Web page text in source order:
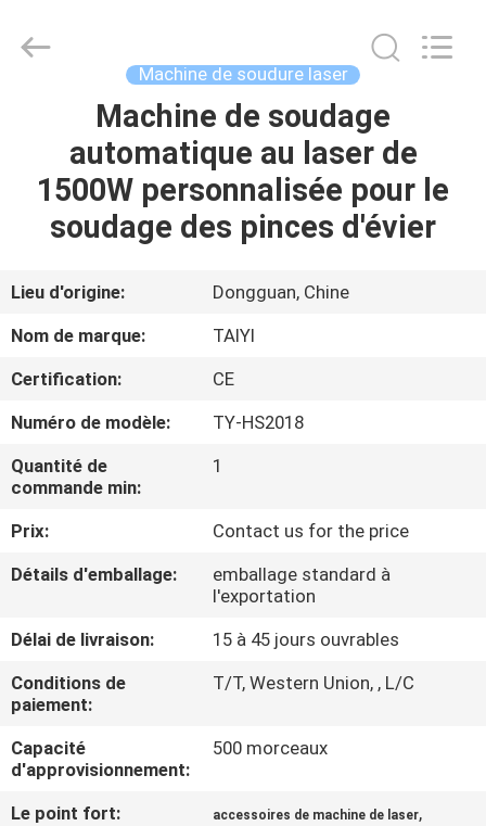
MAISON
DES
PRODUITS
VIDÉOS
PROPOS
DE
NOUS
VISITE
DE
NOUS
CONTACTER
NOUVELLES
Technology
Company
Machine de soudure laser
Machine de soudage
automatique au laser de
1500W personnalisée pour le
soudage des pinces d'évier
Lieu d'origine:
Dongguan, Chine
Nom de marque:
TAIYI
Certification:
CE
Numéro de modèle:
TY-HS2018
Quantité de
commande min:
1
Prix:
Contact us for the price
Détails d'emballage:
emballage standard à
l'exportation
Délai de livraison:
15 à 45 jours ouvrables
Conditions de
paiement:
T/T, Western Union, , L/C
Capacité
d'approvisionnement:
500 morceaux
Le point fort: accessoires de machine de laser,